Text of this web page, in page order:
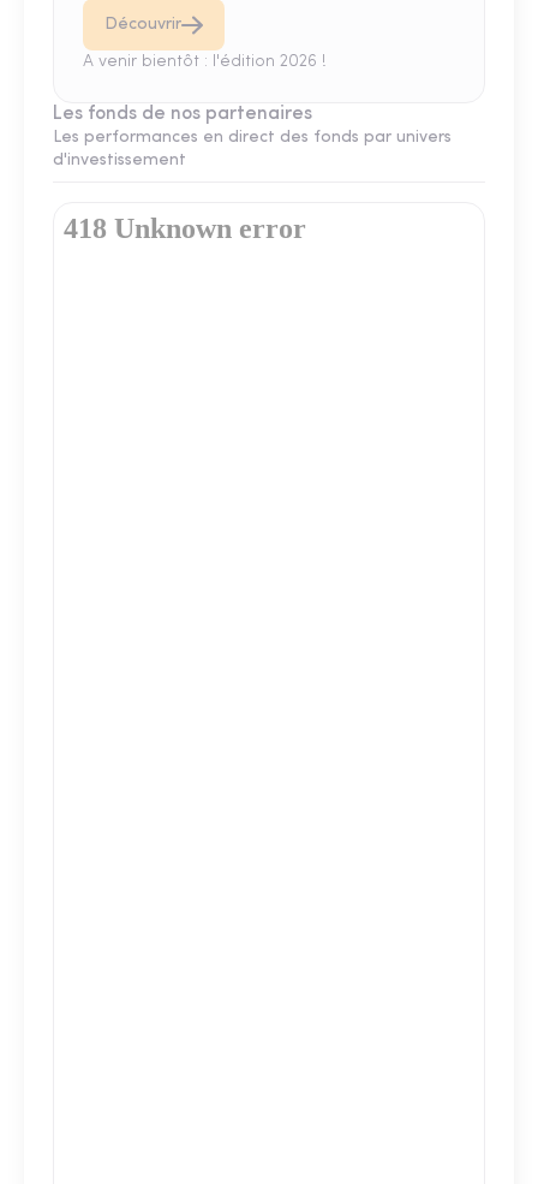
Découvrir
A venir bientôt : l'édition 2026 !
Les fonds de nos partenaires
Les performances en direct des fonds par univers
d'investissement